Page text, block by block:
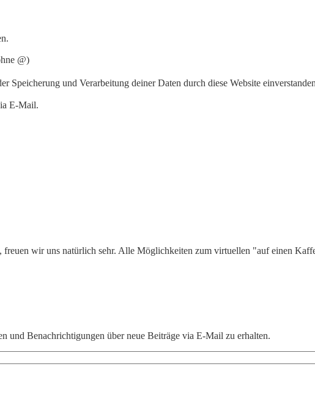
@)
Speicherung und Verarbeitung deiner Daten durch diese Website
E-Mail.
wir uns natürlich sehr. Alle Möglichkeiten zum virtuellen "auf einen
und Benachrichtigungen über neue Beiträge via E-Mail zu erhalten.